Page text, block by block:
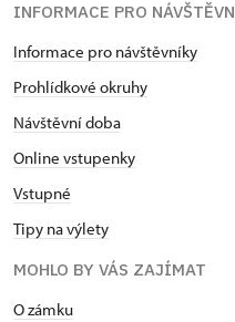
INFORMACE PRO
Informace pro návštěvníky
Prohlídkové okruhy
Návštěvní doba
Online vstupenky
Vstupné
Tipy na výlety
MOHLO BY VÁS ZAJÍMAT
O zámku